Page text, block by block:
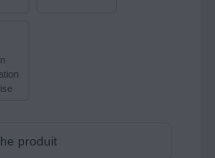
produit